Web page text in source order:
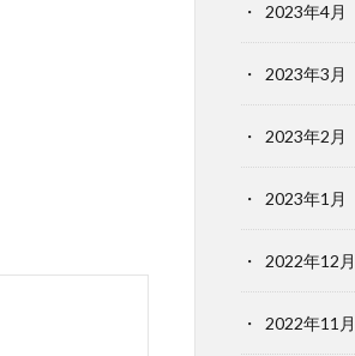
2023年4月
2023年3月
2023年2月
2023年1月
2022年12月
2022年11月